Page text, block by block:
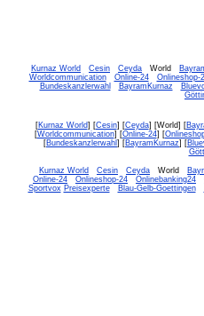
Kurnaz World Cesin Ceyda World
Worldcommunication
Online-24 Onlineshop-
Bundeskanzlerwahl
BayramKurnaz
[Kurnaz World] [Cesin] [Ceyda] [World] [
[Worldcommunication] [Online-24] [
[Bundeskanzlerwahl ] [BayramKurnaz] [
Kurnaz World Cesin Ceyda World
Online-24
Onlineshop-24 Onlinebanking24
Sportvox Preisexperte Blau-Gelb-Goettingen